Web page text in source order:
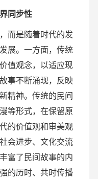
同步性
而是随着时代的发
展。一方面，传统
值观念，以适应现
事不断涌现，反映
精神。传统的民间
等形式，在保留原
的价值观和审美观
会进步、文化交流
富了民间故事的内
的历时、共时传播